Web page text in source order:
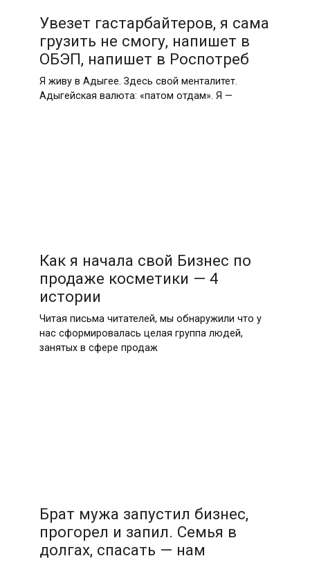
Увезет гастарбайтеров, я сама
грузить не смогу, напишет в
ОБЭП, напишет в Роспотреб
Я живу в Адыгее. Здесь свой менталитет.
Адыгейская валюта: «патом отдам». Я —
Как я начала свой Бизнес по
продаже косметики — 4
истории
Читая письма читателей, мы обнаружили что у
нас сформировалась целая группа людей,
занятых в сфере продаж
Брат мужа запустил бизнес,
прогорел и запил. Семья в
долгах, спасать — нам